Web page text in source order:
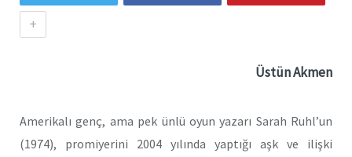
+
Üstün Akmen
Amerikalı genç, ama pek ünlü oyun yazarı Sarah Ruhl’un
(1974), promiyerini 2004 yılında yaptığı aşk ve ilişki